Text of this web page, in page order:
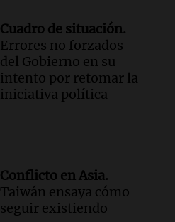
Cuadro de situación.
Errores no forzados
del Gobierno en su
intento por retomar la
iniciativa política
Conflicto en Asia.
Taiwán ensaya cómo
seguir existiendo